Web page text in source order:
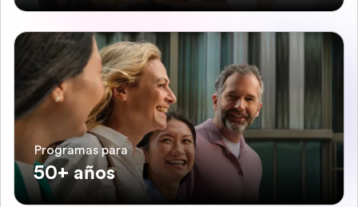
Programas para
50+ años